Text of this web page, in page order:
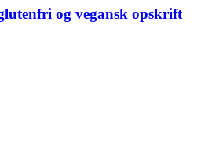
og vegansk opskrift